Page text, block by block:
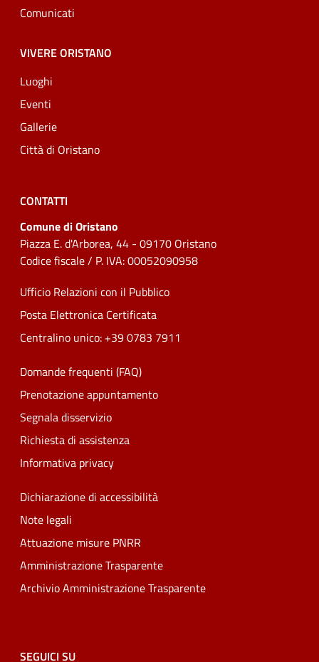
Comunicati
VIVERE ORISTANO
Luoghi
Eventi
Gallerie
Città di Oristano
CONTATTI
Comune di Oristano
Piazza E. d'Arborea, 44 - 09170 Oristano
Codice fiscale / P. IVA: 00052090958
Ufficio Relazioni con il Pubblico
Posta Elettronica Certificata
Centralino unico: +39 0783 7911
Domande frequenti (FAQ)
Prenotazione appuntamento
Segnala disservizio
Richiesta di assistenza
Informativa privacy
Dichiarazione di accessibilità
Note legali
Attuazione misure PNRR
Amministrazione Trasparente
Archivio Amministrazione Trasparente
SEGUICI SU